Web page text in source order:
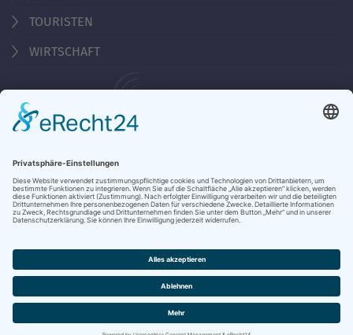
TOURISTEN
WIRTSCHAFT
Behördennummer 115
KONTAKT
NOTRUFE & HOTLINES
JOBS
STADTANZEIGER
BROSCHÜREN
PRESSE
DATENSCHUTZ